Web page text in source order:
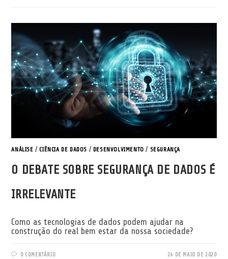
ANÁLISE /CIÊNCIA DE DADOS / DESENVOLVIMENTO / SEGURANÇA
O DEBATE SOBRE SEGURANÇA DE DADOS É
IRRELEVANTE
Como as tecnologias de dados podem ajudar na
construção do real bem estar da nossa sociedade?
0 COMENTÁRIO 24 DE MAIO DE 2020